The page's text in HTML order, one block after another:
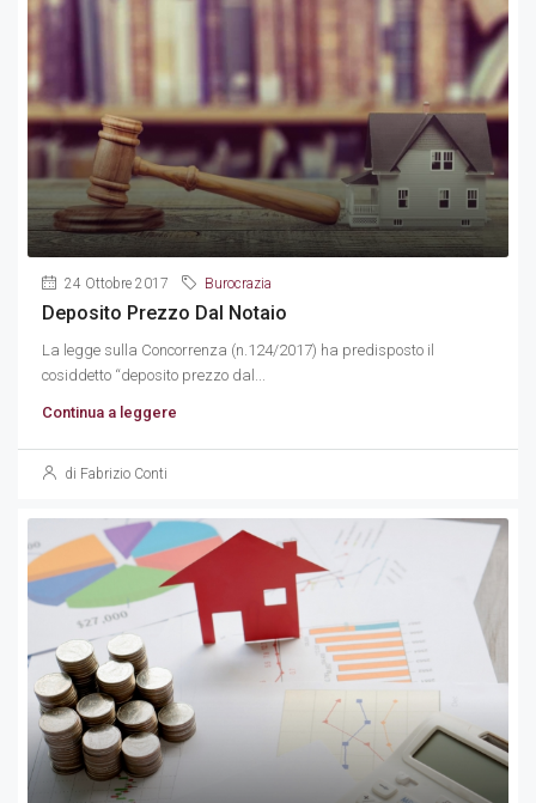
24 Ottobre 2017 Burocrazia
Deposito Prezzo Dal Notaio
La legge sulla Concorrenza (n.124/2017) ha predisposto il
cosiddetto “deposito prezzo dal...
Continua a leggere
di Fabrizio Conti